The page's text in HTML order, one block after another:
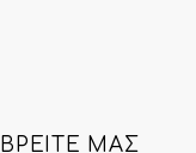
ΒΡΕΊΤΕ ΜΑΣ